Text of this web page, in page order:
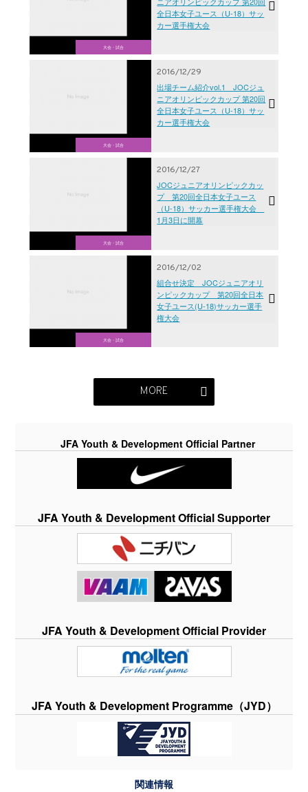
大会・試合
全日本女子ユース（U-18）サッ
カー選手権大会
大会・試合
2016/12/29
出場チーム紹介vol.1 JOCジュ
ニアオリンピックカップ 第20回
全日本女子ユース（U-18）サッ
カー選手権大会
大会・試合
2016/12/27
JOCジュニアオリンピックカッ
プ 第20回全日本女子ユース
（U-18）サッカー選手権大会
1月3日に開幕
大会・試合
2016/12/02
組合せ決定 JOCジュニアオリ
ンピックカップ 第20回全日本
女子ユース(U-18)サッカー選手
権大会
MORE
JFA Youth & Development Official Partner
JFA Youth & Development Official Supporter
JFA Youth & Development Official Provider
JFA Youth & Development Programme（JYD）
関連情報